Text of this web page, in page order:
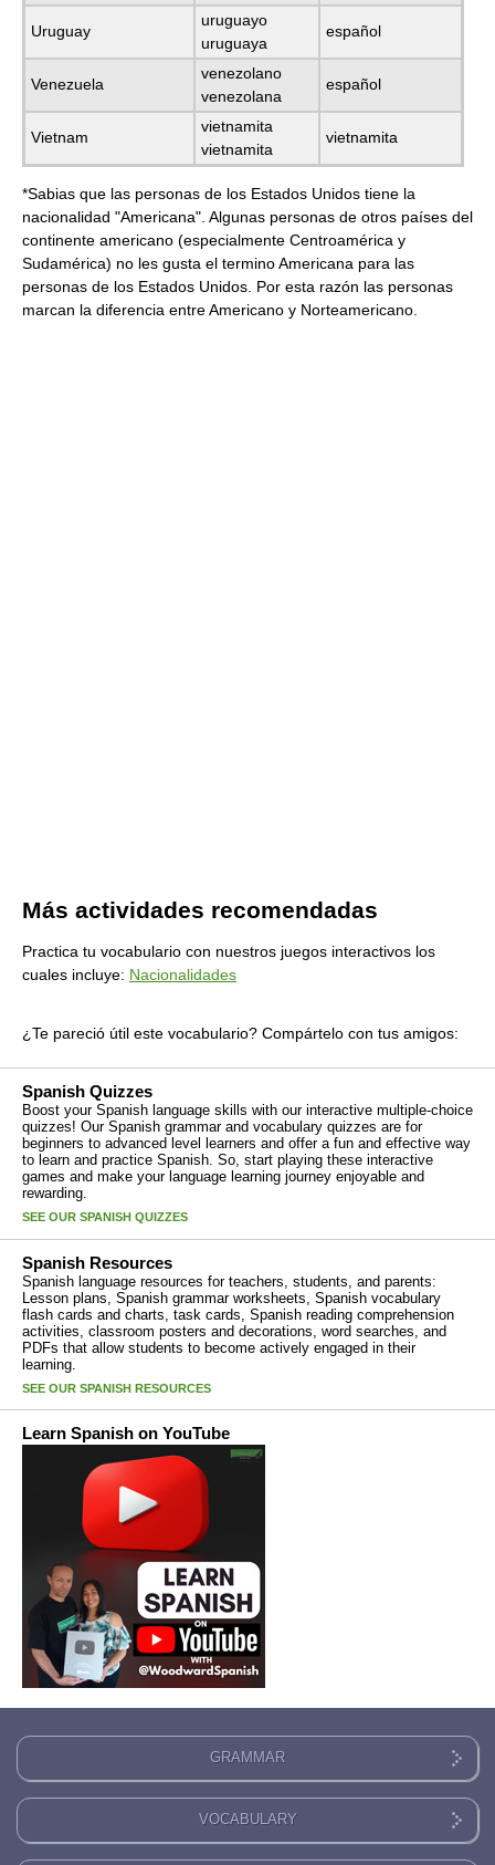
Uruguay
uruguayo
uruguaya
español
Venezuela
venezolano
venezolana
español
Vietnam
vietnamita
vietnamita
vietnamita
*Sabias que las personas de los Estados Unidos tiene la
nacionalidad "Americana". Algunas personas de otros países del
continente americano (especialmente Centroamérica y
Sudamérica) no les gusta el termino Americana para las
personas de los Estados Unidos. Por esta razón las personas
marcan la diferencia entre Americano y Norteamericano.
Más actividades recomendadas
Practica tu vocabulario con nuestros juegos interactivos los
cuales incluye: Nacionalidades
¿Te pareció útil este vocabulario? Compártelo con tus amigos:
Spanish Quizzes
Boost your Spanish language skills with our interactive multiple-choice
quizzes! Our Spanish grammar and vocabulary quizzes are for
beginners to advanced level learners and offer a fun and effective way
to learn and practice Spanish. So, start playing these interactive
games and make your language learning journey enjoyable and
rewarding.
SEE OUR SPANISH QUIZZES
Spanish Resources
Spanish language resources for teachers, students, and parents:
Lesson plans, Spanish grammar worksheets, Spanish vocabulary
flash cards and charts, task cards, Spanish reading comprehension
activities, classroom posters and decorations, word searches, and
PDFs that allow students to become actively engaged in their
learning.
SEE OUR SPANISH RESOURCES
Learn Spanish on YouTube
GRAMMAR
VOCABULARY